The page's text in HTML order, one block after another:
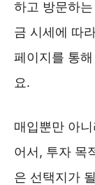
하고 방문하
금 시세에 따
페이지를 통
요.
매입뿐만 아
어서, 투자 목
은 선택지가